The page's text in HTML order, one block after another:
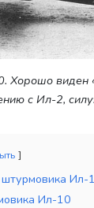
виден
с Ил-2,
Ил-
Ил-10